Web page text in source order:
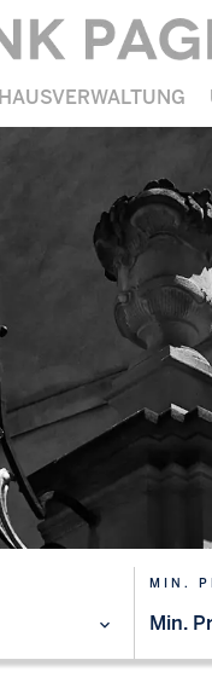
HAUSVERWALTUNG
MIN.